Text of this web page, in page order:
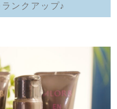
ンクアップ♪